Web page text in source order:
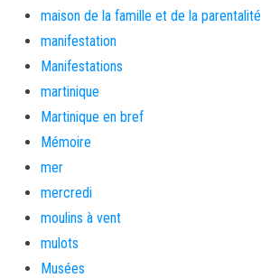
maison de la famille et de la parentalité
manifestation
Manifestations
martinique
Martinique en bref
Mémoire
mer
mercredi
moulins à vent
mulots
Musées